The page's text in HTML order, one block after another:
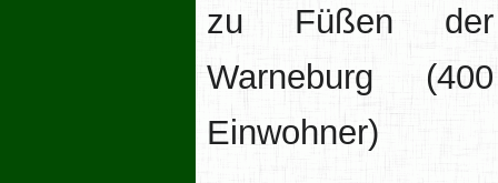
zu Füßen der
Warneburg (400
Einwohner)